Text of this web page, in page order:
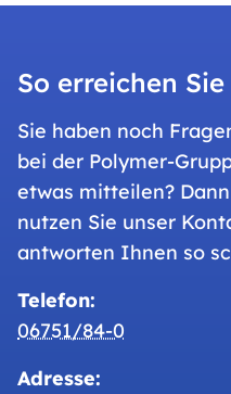
So erreichen Sie
Sie haben noch
bei der Polymer-
etwas mitteilen?
nutzen Sie unser
antworten Ihnen so
Telefon:
06751/84-0
Adresse: